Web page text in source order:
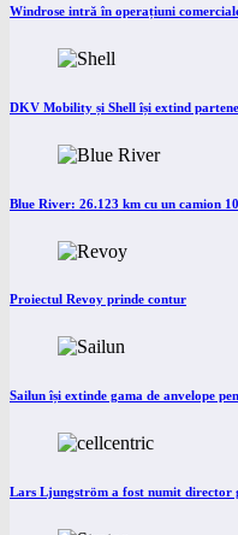
Windrose intră în operațiuni
DKV Mobility și Shell își extind
Blue River: 26.123 km cu un camion
Proiectul Revoy prinde contur
Sailun își extinde gama de anvelope
Lars Ljungström a fost numit director